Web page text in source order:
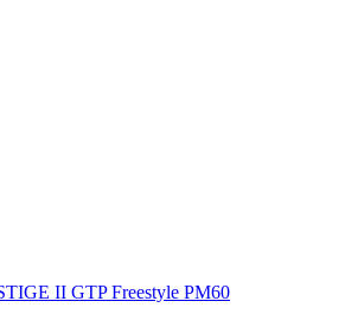
II GTP Freestyle PM60